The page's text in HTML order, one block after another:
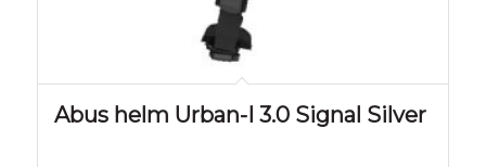
Abus helm Urban-I 3.0 Signal Silver